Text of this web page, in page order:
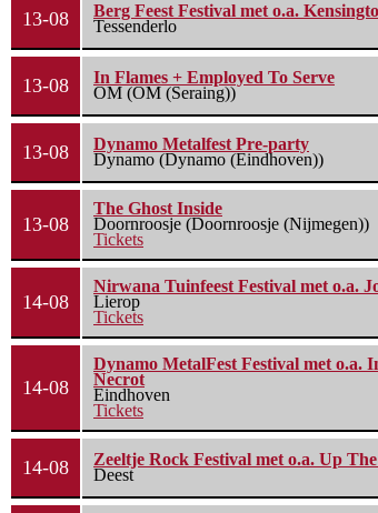
13-08
Berg Feest Festival met o.a.
Tessenderlo
13-08
In Flames + Employed To Serve
OM (OM (Seraing))
13-08
Dynamo Metalfest Pre-party
Dynamo (Dynamo (Eindhoven))
13-08
The Ghost Inside
Doornroosje (Doornroosje (Nijmegen))
Tickets
14-08
Nirwana Tuinfeest Festival met o.a.
Lierop
Tickets
14-08
Dynamo MetalFest Festival met o.a.
Necrot
Eindhoven
Tickets
14-08
Zeeltje Rock Festival met o.a. Up
Deest